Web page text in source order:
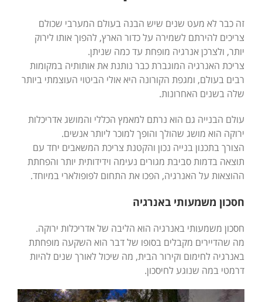
זה כבר לא מעט שנים שיש הבנה בעולם המערבי שכולם
צריכים להירתם לשמירה על כדור הארץ, להפוך אותו לירוק
יותר, ולצרכן אנרגיה מופחת עד כמה שניתן.
צריכת האנרגיה המוגברת כבר נותנת את אותותיה במקומות
רבים בעולם, ומגפת הקורונה היא אולי הביטוי העוצמתי ביותר
שלה בשנים האחרונות.
עולם הבנייה גם הוא נרתם למאמץ הכללי והמושג אדריכלות
ירוקה הוא מושג שהולך והופך למוכר ליותר אנשים.
הצורך בתכנון בנייה נכון והקטנת צריכת המשאבים יחד עם
תוצאה בדמות סביבת מגורים נעימה וידידותית יותר והפחתת
ההוצאות על האנרגיה, הפכו את התחום לפופולארי במיוחד.
חסכון משמעותי באנרגיה
חסכון משמעותי באנרגיה הוא הליבה של אדריכלות ירוקה.
מה שהדיירים מקבלים בסופו של דבר הוא השקעה מופחתת
באנרגיה לחימום וקירור הבית, מה שיכול לאורך שנים להיות
דרמטי במה שנוגע לחיסכון.